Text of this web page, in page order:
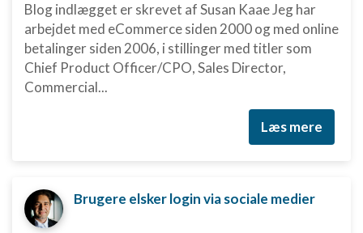
Blog indlægget er skrevet af Susan Kaae Jeg har
arbejdet med eCommerce siden 2000 og med online
betalinger siden 2006, i stillinger med titler som
Chief Product Officer/CPO, Sales Director,
Commercial...
Læs mere
Brugere elsker login via sociale medier